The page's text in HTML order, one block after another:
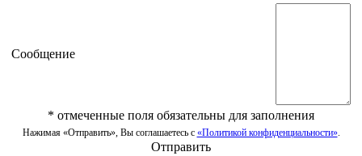
Сообщение
* отмеченные поля обязательны для заполнения
Нажимая «Отправить», Вы соглашаетесь с «Политикой конфиденциальности».
Отправить